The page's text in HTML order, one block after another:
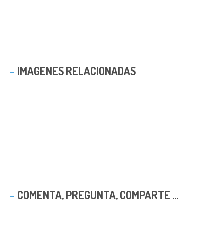
IMAGENES RELACIONADAS
COMENTA, PREGUNTA, COMPARTE ...